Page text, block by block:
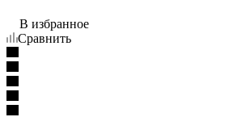
В избранное
Сравнить